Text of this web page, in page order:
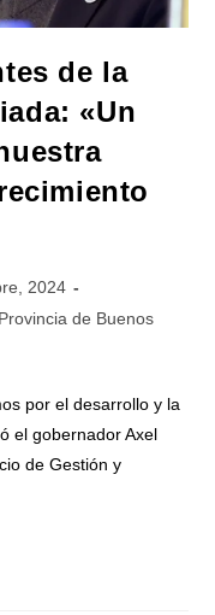
de la
«Un
2024
Provincia de Buenos
por el desarrollo y la
el gobernador Axel
de Gestión y